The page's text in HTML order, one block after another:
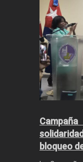
bloqueo